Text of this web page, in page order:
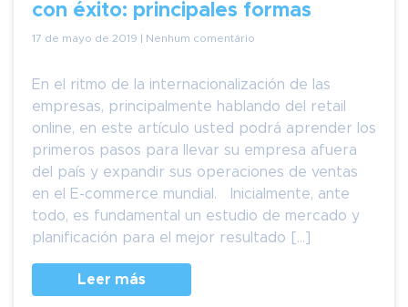
con éxito: principales formas
17 de mayo de 2019 | Nenhum comentário
En el ritmo de la internacionalización de las
empresas, principalmente hablando del retail
online, en este artículo usted podrá aprender los
primeros pasos para llevar su empresa afuera
del país y expandir sus operaciones de ventas
en el E-commerce mundial. Inicialmente, ante
todo, es fundamental un estudio de mercado y
planificación para el mejor resultado […]
Leer más